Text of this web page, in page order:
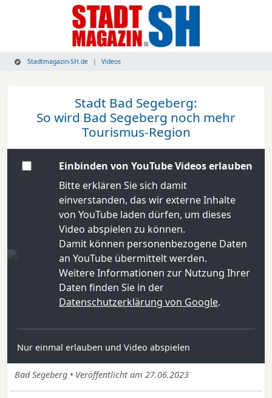
Stadtmagazin-SH.de Videos
Stadt Bad Segeberg:
So wird Bad Segeberg noch mehr
Tourismus-Region
Einbinden von YouTube Videos erlauben
Bitte erklären Sie sich damit
einverstanden, das wir externe Inhalte
von YouTube laden dürfen, um dieses
Video abspielen zu können.
Damit können personenbezogene Daten
an YouTube übermittelt werden.
Weitere Informationen zur Nutzung Ihrer
Daten finden Sie in der
Datenschutzerklärung von Google.
Nur einmal erlauben und Video abspielen
Bad Segeberg • Veröffentlicht am 27.06.2023